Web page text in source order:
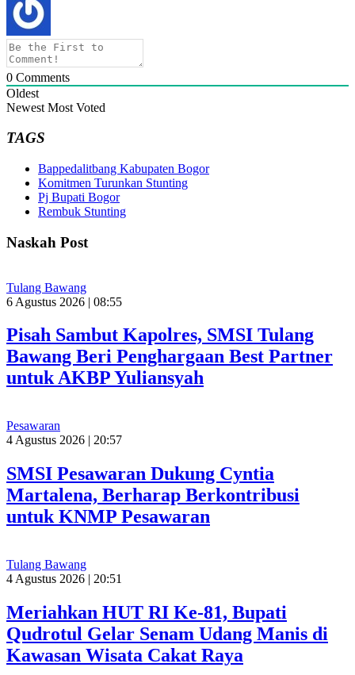
0 Comments
Oldest
Newest Most Voted
TAGS
Bappedalitbang Kabupaten Bogor
Komitmen Turunkan Stunting
Pj Bupati Bogor
Rembuk Stunting
Naskah Post
Tulang Bawang
6 Agustus 2026 | 08:55
Pisah Sambut Kapolres, SMSI Tulang
Bawang Beri Penghargaan Best Partner
untuk AKBP Yuliansyah
Pesawaran
4 Agustus 2026 | 20:57
SMSI Pesawaran Dukung Cyntia
Martalena, Berharap Berkontribusi
untuk KNMP Pesawaran
Tulang Bawang
4 Agustus 2026 | 20:51
Meriahkan HUT RI Ke-81, Bupati
Qudrotul Gelar Senam Udang Manis di
Kawasan Wisata Cakat Raya